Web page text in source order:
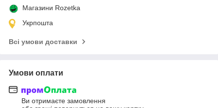
Магазини Rozetka
Укрпошта
Всі умови доставки
Умови оплати
Ви отримаєте замовлення